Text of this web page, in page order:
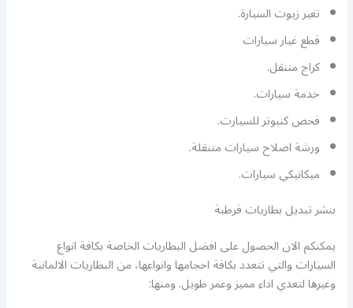
تغير زيوت السيارة.
قطع غيار سيارات
كراج متنقل.
خدمة سيارات.
فحص كنبوتر للسيارت.
ورشة اصلاح سيارات متنقلة.
ميكانيكي سيارات.
بنشر تبديل بطاريات قرطبة
يمكنكم الان الحصول على افضل البطاريات الخاصة بكافة انواع
السيارات والتي تتعدد بكافة احجامها وانواعها، من البطاريات الالمانية
وغيرها لتعدي اداء مميز وعمر طويل. ومنها: